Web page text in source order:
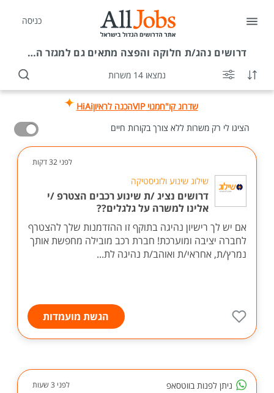
כניסה
דרושים נהג/ת חלוקה והפצה מתאים גם למגזר הדתי
נמצאו 14 משרות
שדרוג קו"חמנוי VIP הכנה לראיוןHiAi
הציגו לי רק משרות ללא צורך בקורות חיים
לפני 32 דקות
שילוג שינוע ולוגיסטיקה
דרושים נציג /ת שינוע רכבים הצטרפ /י
אלינו למשרה על גלגלים??
אם יש לך רישיון נהיגה בתוקף זו ההזדמנות שלך להצטרף
לחברה יציבה ומוערכת! חברת רכב מובילה מחפשת אותך
נמרץ/ת, אחראי/ת ואוהב/ת נהיגה לת...
הגשת מועמדות
ניתן לפנות בווטסאפ לפני 3 שעות